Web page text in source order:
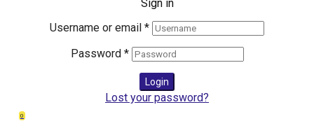
Sign in
Username or email *
Password *
Login
Lost your password?
0